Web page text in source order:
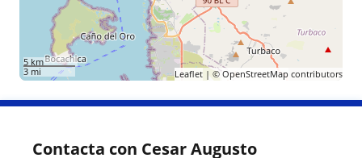
5 km
3 mi
Leaflet| © OpenStreetMap contributors
Contacta con Cesar Augusto